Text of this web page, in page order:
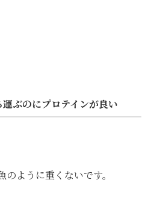
ぶのにプロテインが良い
ように重くないです。